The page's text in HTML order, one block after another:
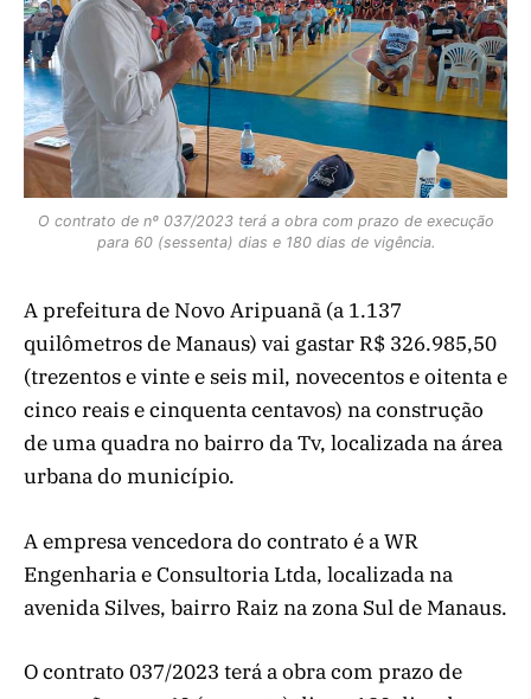
O contrato de nº 037/2023 terá a obra com prazo de execução
para 60 (sessenta) dias e 180 dias de vigência.
A prefeitura de Novo Aripuanã (a 1.137
quilômetros de Manaus) vai gastar R$ 326.985,50
(trezentos e vinte e seis mil, novecentos e oitenta e
cinco reais e cinquenta centavos) na construção
de uma quadra no bairro da Tv, localizada na área
urbana do município.
A empresa vencedora do contrato é a WR
Engenharia e Consultoria Ltda, localizada na
avenida Silves, bairro Raiz na zona Sul de Manaus.
O contrato 037/2023 terá a obra com prazo de